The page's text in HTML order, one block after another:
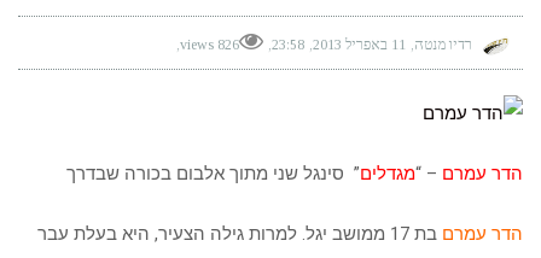
רדיו מנטה 11 באפריל 2013 23:58
826 views
הדר עמרם – “מגדלים” סינגל שני מתוך אלבום בכורה שבדרך
הדר עמרם
בת 17 ממושב יגל. למרות גילה הצעיר, היא בעלת עבר